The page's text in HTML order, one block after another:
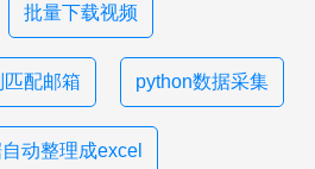
批量下载视频
匹配邮箱 python数据采集
动整理成excel